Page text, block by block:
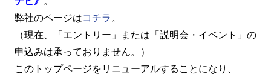
弊社のページはコチラ 。
（現在、「エントリー」または「説明会・イベント」の
申込みは承っておりません。）
このトップページをリニューアルすることになり、